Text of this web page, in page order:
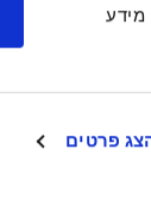
מידע
פרטים